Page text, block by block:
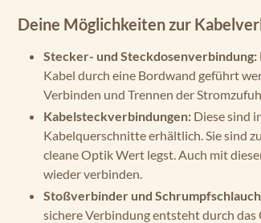
Deine Möglichkeiten zur
Stecker- und Steckdosenverbindung:
Kabel durch eine Bordwand geführt
Verbinden und Trennen der
Kabelsteckverbindungen: Diese sind
Kabelquerschnitte erhältlich. Sie sind
cleane Optik Wert legst. Auch mit
wieder verbinden.
Stoßverbinder und
sichere Verbindung entsteht durch